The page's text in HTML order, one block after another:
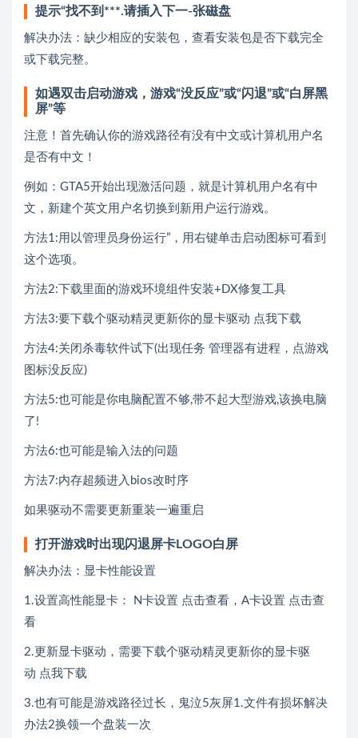
提示“找不到***.请插入下一-张磁盘
解决办法：缺少相应的安装包，查看安装包是否下载完全
或下载完整。
如遇双击启动游戏，游戏“没反应”或“闪退”或“白屏黑
屏”等
注意！首先确认你的游戏路径有没有中文或计算机用户名
是否有中文！
例如：GTA5开始出现激活问题，就是计算机用户名有中
文，新建个英文用户名切换到新用户运行游戏。
方法1:用以管理员身份运行”，用右键单击启动图标可看到
这个选项。
方法2:下载里面的游戏环境组件安装+DX修复工具
方法3:要下载个驱动精灵更新你的显卡驱动 点我下载
方法4:关闭杀毒软件试下(出现任务 管理器有进程，点游戏
图标没反应)
方法5:也可能是你电脑配置不够,带不起大型游戏,该换电脑
了!
方法6:也可能是输入法的问题
方法7:内存超频进入bios改时序
如果驱动不需要更新重装一遍重启
打开游戏时出现闪退屏卡LOGO白屏
解决办法：显卡性能设置
1.设置高性能显卡： N卡设置 点击查看 ，A卡设置 点击查
看
2.更新显卡驱动，需要下载个驱动精灵更新你的显卡驱
动 点我下载
3.也有可能是游戏路径过长，鬼泣5灰屏1.文件有损坏解决
办法2换领一个盘装一次